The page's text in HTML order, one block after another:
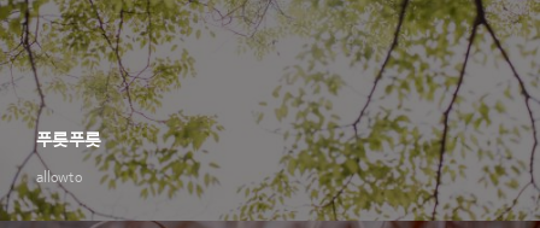
allowto
푸릇푸릇